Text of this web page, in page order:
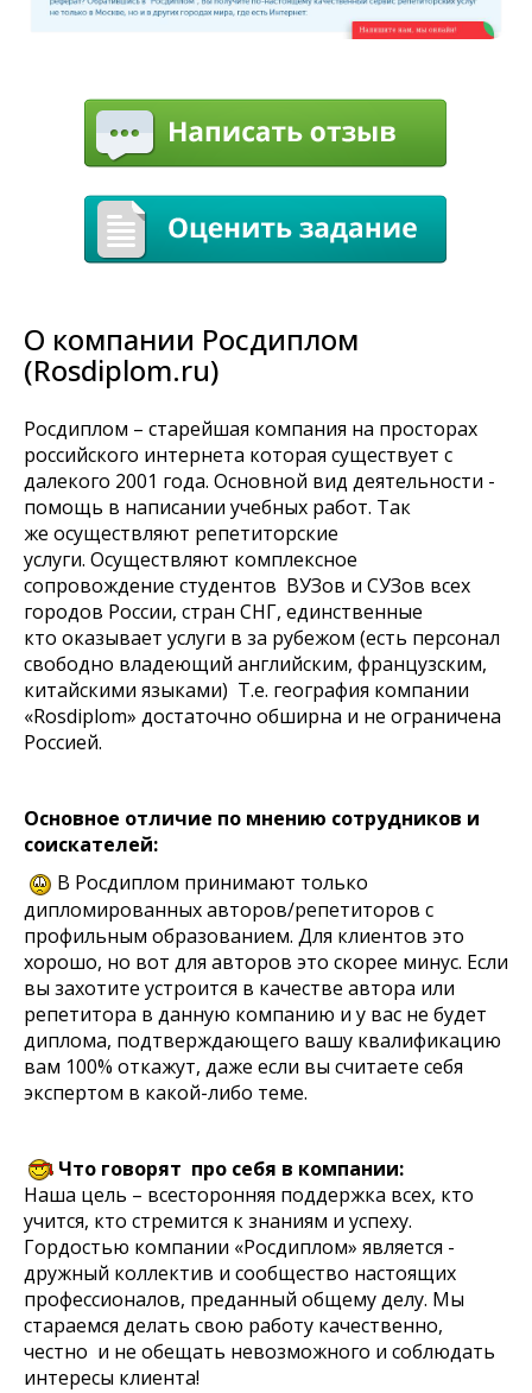
О компании Росдиплом
(Rosdiplom.ru)
Росдиплом – старейшая компания на просторах
российского интернета которая существует с
далекого 2001 года. Основной вид деятельности -
помощь в написании учебных работ. Так
же осуществляют репетиторские
услуги. Осуществляют комплексное
сопровождение студентов ВУЗов и СУЗов всех
городов России, стран СНГ, единственные
кто оказывает услуги в за рубежом (есть персонал
свободно владеющий английским, французским,
китайскими языками) Т.е. география компании
«Rosdiplom» достаточно обширна и не ограничена
Россией.
Основное отличие по мнению сотрудников и
соискателей:
В Росдиплом принимают только
дипломированных авторов/репетиторов с
профильным образованием. Для клиентов это
хорошо, но вот для авторов это скорее минус. Если
вы захотите устроится в качестве автора или
репетитора в данную компанию и у вас не будет
диплома, подтверждающего вашу квалификацию
вам 100% откажут, даже если вы считаете себя
экспертом в какой-либо теме.
Что говорят про себя в компании:
Наша цель – всесторонняя поддержка всех, кто
учится, кто стремится к знаниям и успеху.
Гордостью компании «Росдиплом» является -
дружный коллектив и сообщество настоящих
профессионалов, преданный общему делу. Мы
стараемся делать свою работу качественно,
честно и не обещать невозможного и соблюдать
интересы клиента!